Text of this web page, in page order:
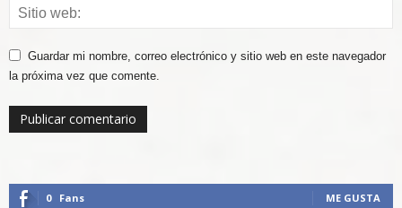
Guardar mi nombre, correo electrónico y sitio web en este navegador
la próxima vez que comente.
0 Fans ME GUSTA